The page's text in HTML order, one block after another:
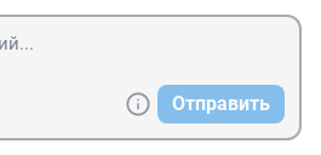
Отправить